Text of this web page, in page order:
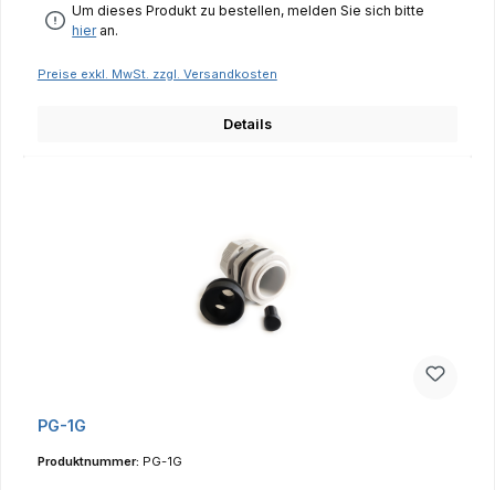
Um dieses Produkt zu bestellen, melden Sie sich bitte
hieran.
Preise exkl. MwSt. zzgl. Versandkosten
Details
PG-1G
Produktnummer: PG-1G